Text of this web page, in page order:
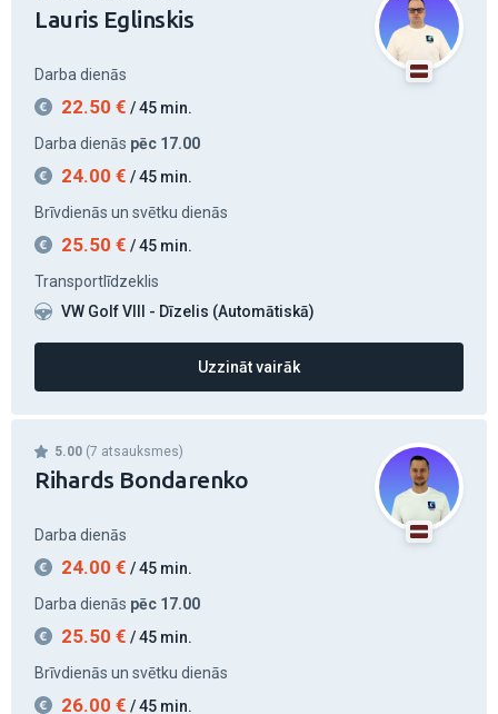
Lauris Eglinskis
Darba dienās
22.50 € / 45 min.
Darba dienās pēc 17.00
24.00 € / 45 min.
Brīvdienās un svētku dienās
25.50 € / 45 min.
Transportlīdzeklis
VW Golf VIII - Dīzelis (Automātiskā)
Uzzināt vairāk
5.00 (7 atsauksmes)
Rihards Bondarenko
Darba dienās
24.00 € / 45 min.
Darba dienās pēc 17.00
25.50 € / 45 min.
Brīvdienās un svētku dienās
26.00 € / 45 min.